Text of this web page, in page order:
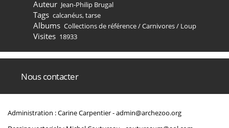
Auteur Jean-Philip Brugal
Tags calcanéus,tarse
Albums Collections de référence/Carnivores/ Loup
Visites 18933
Nous contacter
Administration : Carine Carpentier -admin@archezoo.org